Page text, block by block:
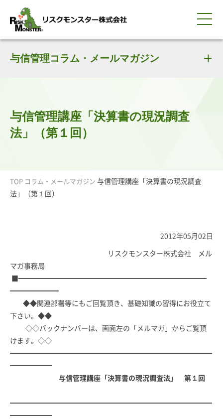
サービス紹介
選ばれる理由
知る・学ぶ
導入事例
企業情報
採用情報
IR情報
お問い合わせ
0120-259-440
平日9:00-18:00(土日祝除く)
与信管理コラム・メールマガジン
与信管理講座「決算書の現況調査
法」（第１回）
TOP コラム・メールマガジン 与信管理講座「決算書の現況調査
法」（第１回）
2012年05月02日
リスクモンスター株式会社 メル
マガ事務局
■━━━━━━━━━━━━━━━━━━━━━━━━━━━
━━━━━━━
◆◆関連部署等にもご回覧頂き、基礎知識の習得にお役立て
下さい。◆◆
◇◇バックナンバーは、画面左の「メルマガ」からご覧頂
けます。◇◇
━━━━━━━━━━━━━━━━━━━━━━━━━━━━━
━━━━━━
与信管理講座「決算書の現況調査法」 第１回
━━━━━━━━━━━━━━━━━━━━━━━━━━━━━
━━━━━━